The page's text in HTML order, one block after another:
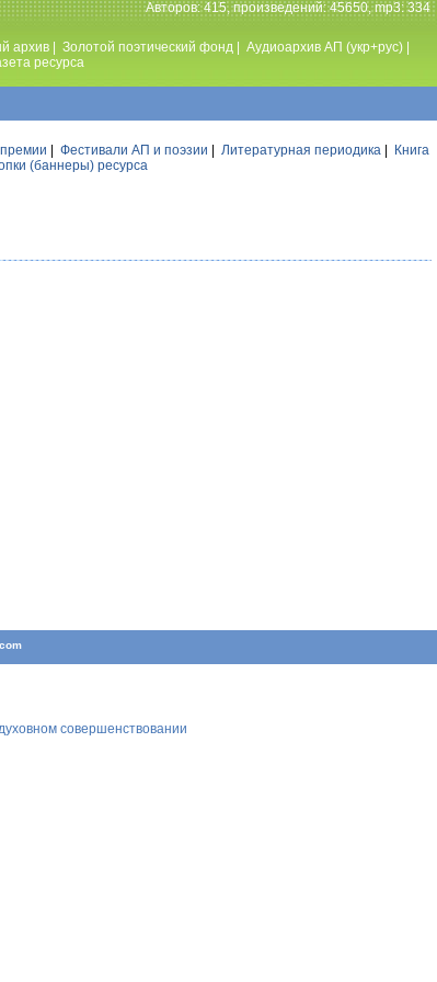
Авторов: 415, произведений: 45650, mp3: 334
архив Золотой поэтический фонд Аудиоархив АП (укр+рус)
ресурса
Фестивали АП и поэзии Литературная периодика
Книга
(баннеры) ресурса
совершенствовании